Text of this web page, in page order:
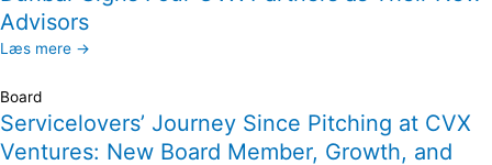
Advisors
Læs mere →
Board
Servicelovers’ Journey Since Pitching at CVX
Ventures: New Board Member, Growth, and